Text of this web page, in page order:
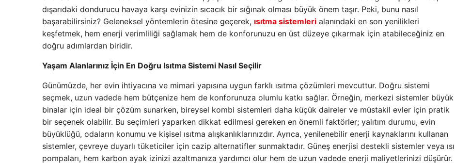
dışarıdaki dondurucu havaya karşı evinizin sıcacık bir sığınak olması büyük önem taşır. Peki, bunu nasıl
başarabilirsiniz? Geleneksel yöntemlerin ötesine geçerek, ısıtma sistemleri alanındaki en son yenilikleri
keşfetmek, hem enerji verimliliği sağlamak hem de konforunuzu en üst düzeye çıkarmak için atabileceğiniz en
doğru adımlardan biridir.
Yaşam Alanlarınız İçin En Doğru Isıtma Sistemi Nasıl Seçilir
Günümüzde, her evin ihtiyacına ve mimari yapısına uygun farklı ısıtma çözümleri mevcuttur. Doğru sistemi
seçmek, uzun vadede hem bütçenize hem de konforunuza olumlu katkı sağlar. Örneğin, merkezi sistemler büyük
binalar için ideal bir çözüm sunarken, bireysel kombi sistemleri daha küçük daireler ve müstakil evler için pratik
bir seçenek olabilir. Bu seçimleri yaparken dikkat edilmesi gereken en önemli faktörler; yalıtım durumu, evin
büyüklüğü, odaların konumu ve kişisel ısıtma alışkanlıklarınızdır. Ayrıca, yenilenebilir enerji kaynaklarını kullanan
sistemler, çevreye duyarlı tüketiciler için cazip alternatifler sunmaktadır. Güneş enerjisi destekli sistemler veya ısı
pompaları, hem karbon ayak izinizi azaltmanıza yardımcı olur hem de uzun vadede enerji maliyetlerinizi düşürür.